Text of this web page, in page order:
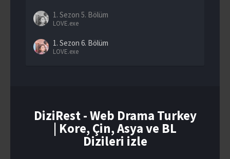
1. Sezon 5. Bölüm
LOVE.exe
1. Sezon 6. Bölüm
LOVE.exe
1. Sezon9. Bölüm
LOVE.exe
DiziRest - Web Drama Turkey
| Kore, Çin, Asya ve BL
Dizileri izle